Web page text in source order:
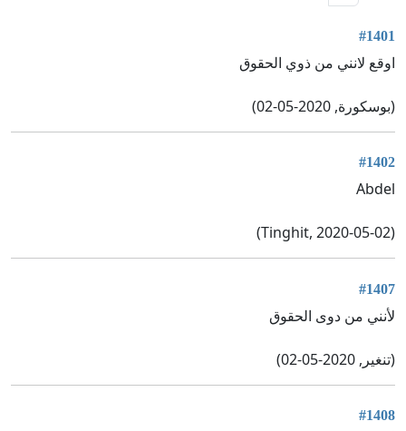
#1401
اوقع لانني من ذوي الحقوق
(بوسكورة, 2020-05-02)
#1402
Abdel
(Tinghit, 2020-05-02)
#1407
لأنني من دوى الحقوق
(تنغير, 2020-05-02)
#1408